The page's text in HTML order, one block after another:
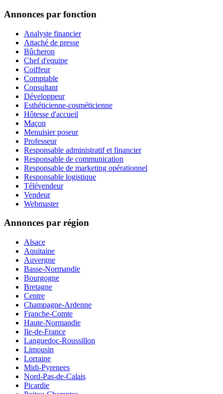
Annonces par fonction
Analyste financier
Attaché de presse
Bûcheron
Chef d'equipe
Coiffeur
Comptable
Consultant
Développeur
Esthéticienne-cosméticienne
Hôtesse d'accueil
Maçon
Menuisier poseur
Professeur
Responsable administratif et financier
Responsable de communication
Responsable de marketing opérationnel
Responsable logistique
Télévendeur
Vendeur
Webmaster
Annonces par région
Alsace
Aquitaine
Auvergne
Basse-Normandie
Bourgogne
Bretagne
Centre
Champagne-Ardenne
Franche-Comte
Haute-Normandie
Ile-de-France
Languedoc-Roussillon
Limousin
Lorraine
Midi-Pyrenees
Nord-Pas-de-Calais
Picardie